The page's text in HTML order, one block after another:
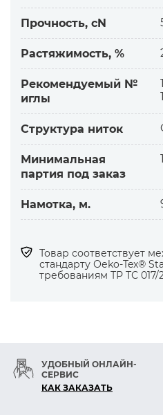
-более гладкие,
-имеют высочайшую
-особая устойчивость к
ультрафиолета,
большим нагрузкам
-специальная смазка
обрезке
Назначение:
-для
-материалов
-для швов,
нагрузкам,
-тканей обивочных,
-обивки для автосалона,
-технических изделий
Прочность, cN
Растяжимость, %
Рекомендуемый №
иглы
Структура ниток
Минимальная
партия под заказ
Намотка, м.
Товар соответствует
стандарту Оеko-Tex®
требованиям ТР ТС 017/
УДОБНЫЙ ОНЛАЙН-
СЕРВИС
КАК ЗАКАЗАТЬ